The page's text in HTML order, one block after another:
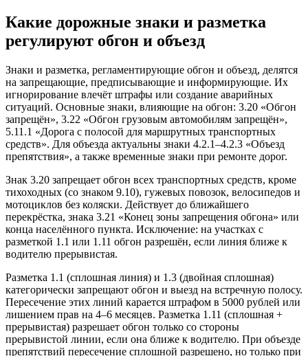
Какие дорожные знаки и разметка
регулируют обгон и объезд
Знаки и разметка, регламентирующие обгон и объезд, делятся
на запрещающие, предписывающие и информирующие. Их
игнорирование влечёт штрафы или создание аварийных
ситуаций. Основные знаки, влияющие на обгон: 3.20 «Обгон
запрещён», 3.22 «Обгон грузовым автомобилям запрещён»,
5.11.1 «Дорога с полосой для маршрутных транспортных
средств». Для объезда актуальны знаки 4.2.1–4.2.3 «Объезд
препятствия», а также временные знаки при ремонте дорог.
Знак 3.20 запрещает обгон всех транспортных средств, кроме
тихоходных (со знаком 9.10), гужевых повозок, велосипедов и
мотоциклов без коляски. Действует до ближайшего
перекрёстка, знака 3.21 «Конец зоны запрещения обгона» или
конца населённого пункта. Исключение: на участках с
разметкой 1.1 или 1.11 обгон разрешён, если линия ближе к
водителю прерывистая.
Разметка 1.1 (сплошная линия) и 1.3 (двойная сплошная)
категорически запрещают обгон и выезд на встречную полосу.
Пересечение этих линий карается штрафом в 5000 рублей или
лишением прав на 4–6 месяцев. Разметка 1.11 (сплошная +
прерывистая) разрешает обгон только со стороны
прерывистой линии, если она ближе к водителю. При объезде
препятствий пересечение сплошной разрешено, но только при